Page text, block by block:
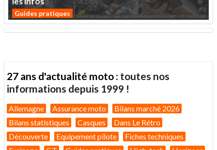
Guides pratiques
27 ans d'actualité moto : toutes nos
informations depuis 1999 !
Allemagne Assurance moto
Bilans marché 2026
Bilans statistiques
Casques
Dans Le Rétro
Découverte
Equipement pilote
Fiches techniques